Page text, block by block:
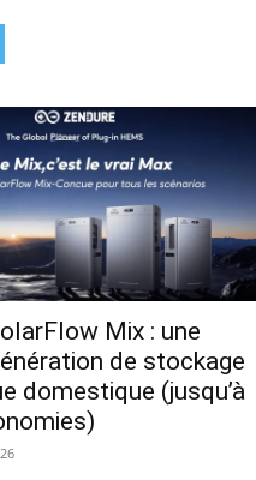
Mix : une
de stockage
domestique (jusqu’à